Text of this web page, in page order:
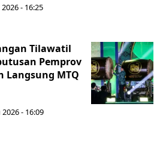
- 16:25
Tilawatil
Pemprov
Langsung MTQ
- 16:09